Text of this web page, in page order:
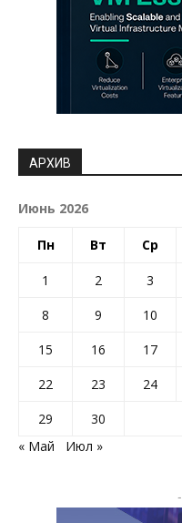
АРХИВ
Июнь 2026
Пн Вт Ср
1 2 3
8
9 10
15
16 17
22
23 24
29
30
« Май
Июл »